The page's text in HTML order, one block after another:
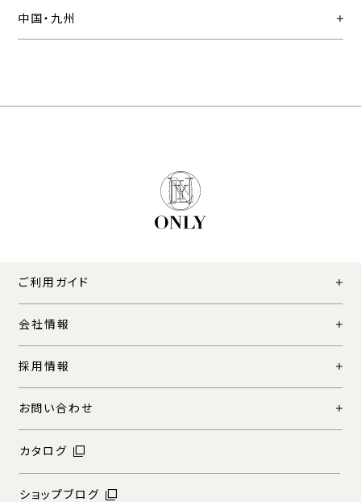
中国・九州
ご利用ガイド
会社情報
採用情報
お問い合わせ
カタログ
ショップブログ